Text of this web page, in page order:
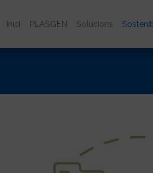
Inici PLASGEN Solucions